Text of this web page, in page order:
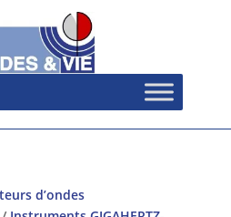
d’ondes